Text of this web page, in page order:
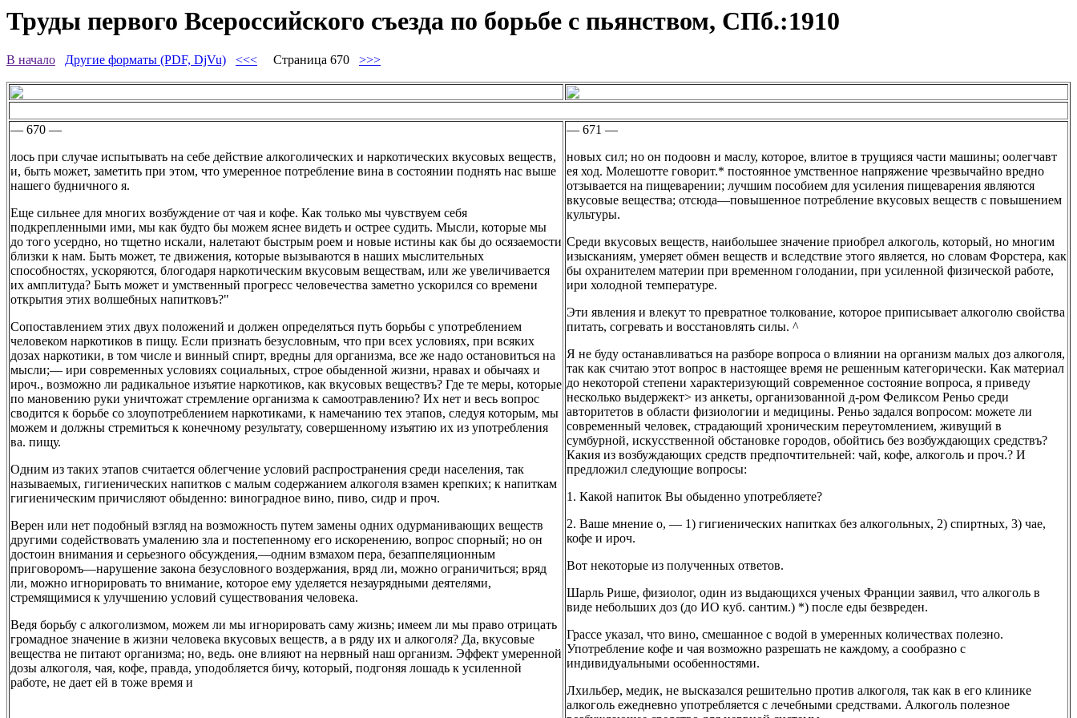
Труды первого Всероссийского съезда по борьбе с пьянством, СПб.:1910
В начало Другие форматы (PDF, DjVu) <<< Страница 670 >>>
— 670 —
лось при случае испытывать на себе действие алкоголических и наркотических вкусовых веществ,
и, быть может, заметить при этом, что умеренное потребление вина в состоянии поднять нас выше
нашего будничного я.
Еще сильнее для многих возбуждение от чая и кофе. Как только мы чувствуем себя
подкрепленными ими, мы как будто бы можем яснее видеть и острее судить. Мысли, которые мы
до того усердно, но тщетно искали, налетают быстрым роем и новые истины как бы до осязаемости
близки к нам. Быть может, те движения, которые вызываются в наших мыслительных
способностях, ускоряются, блогодаря наркотическим вкусовым веществам, или же увеличивается
их амплитуда? Быть может и умственный прогресс человечества заметно ускорился со времени
открытия этих волшебных напитковъ?"
Сопоставлением этих двух положений и должен определяться путь борьбы с употреблением
человеком наркотиков в пищу. Если признать безусловным, что при всех условиях, при всяких
дозах наркотики, в том числе и винный спирт, вредны для организма, все же надо остановиться на
мысли;— ири современных условиях социальных, строе обыденной жизни, нравах и обычаях и
ироч., возможно ли радикальное изъятие наркотиков, как вкусовых веществъ? Где те меры, которые
по мановению руки уничтожат стремление организма к самоотравлению? Их нет и весь вопрос
сводится к борьбе со злоупотреблением наркотиками, к намечанию тех этапов, следуя которым, мы
можем и должны стремиться к конечному результату, совершенному изъятию их из употребления
ва. пищу.
Одним из таких этапов считается облегчение условий распространения среди населения, так
называемых, гигиенических напитков с малым содержанием алкоголя взамен крепких; к напиткам
гигиеническим причисляют обыденно: виноградное вино, пиво, сидр и проч.
Верен или нет подобный взгляд на возможность путем замены одних одурманивающих веществ
другими содействовать умалению зла и постепенному его искоренению, вопрос спорный; но он
достоин внимания и серьезного обсуждения,—одним взмахом пера, безаппеляционным
приговоромъ—нарушение закона безусловного воздержания, вряд ли, можно ограничиться; вряд
ли, можно игнорировать то внимание, которое ему уделяется незаурядными деятелями,
стремящимися к улучшению условий существования человека.
Ведя борьбу с алкоголизмом, можем ли мы игнорировать саму жизнь; имеем ли мы право отрицать
громадное значение в жизни человека вкусовых веществ, а в ряду их и алкоголя? Да, вкусовые
вещества не питают организма; но, ведь. оне влияют на нервный наш организм. Эффект умеренной
дозы алкоголя, чая, кофе, правда, уподобляется бичу, который, подгоняя лошадь к усиленной
работе, не дает ей в тоже время и
— 671 —
новых сил; но он подоовн и маслу, которое, влитое в трущияся части машины; оолегчавт
ея ход. Молешотте говорит.* постоянное умственное напряжение чрезвычайно вредно
отзывается на пищеварении; лучшим пособием для усиления пищеварения являются
вкусовые вещества; отсюда—повышенное потребление вкусовых веществ с повышением
культуры.
Среди вкусовых веществ, наибольшее значение приобрел алкоголь, который, но многим
изысканиям, умеряет обмен веществ и вследствие этого является, но словам Форстера, как
бы охранителем материи при временном голодании, при усиленной физической работе,
ири холодной температуре.
Эти явления и влекут то превратное толкование, которое приписывает алкоголю свойства
питать, согревать и восстановлять силы. ^
Я не буду останавливаться на разборе вопроса о влиянии на организм малых доз алкоголя,
так как считаю этот вопрос в настоящее время не решенным категорически. Как материал
до некоторой степени характеризующий современное состояние вопроса, я приведу
несколько выдержект> из анкеты, организованной д-ром Феликсом Реньо среди
авторитетов в области физиологии и медицины. Реньо задался вопросом: можете ли
современный человек, страдающий хроническим переутомлением, живущий в
сумбурной, искусственной обстановке городов, обойтись без возбуждающих средствъ?
Какия из возбуждающих средств предпочтительней: чай, кофе, алкоголь и проч.? И
предложил следующие вопросы:
1. Какой напиток Вы обыденно употребляете?
2. Ваше мнение о, — 1) гигиенических напитках без алкогольных, 2) спиртных, 3) чае,
кофе и ироч.
Вот некоторые из полученных ответов.
Шарль Рише, физиолог, один из выдающихся ученых Франции заявил, что алкоголь в
виде небольших доз (до ИО куб. сантим.) *) после еды безвреден.
Грассе указал, что вино, смешанное с водой в умеренных количествах полезно.
Употребление кофе и чая возможно разрешать не каждому, а сообразно с
индивидуальными особенностями.
Лхильбер, медик, не высказался решительно против алкоголя, так как в его клинике
алкоголь ежедневно употребляется с лечебными средствами. Алкоголь полезное